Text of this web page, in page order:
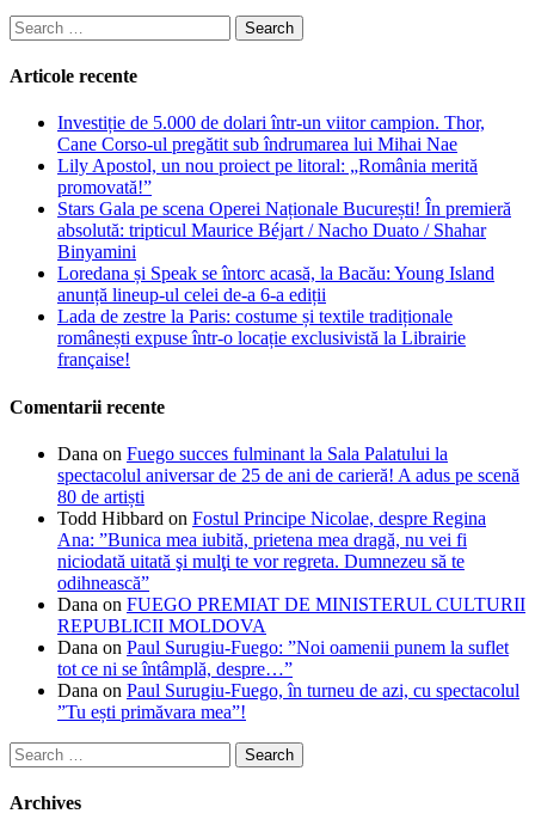
Search
for:
Articole recente
Investiție de 5.000 de dolari într-un viitor campion. Thor,
Cane Corso-ul pregătit sub îndrumarea lui Mihai Nae
Lily Apostol, un nou proiect pe litoral: „România merită
promovată!”
Stars Gala pe scena Operei Naționale București! În premieră
absolută: tripticul Maurice Béjart / Nacho Duato / Shahar
Binyamini
Loredana și Speak se întorc acasă, la Bacău: Young Island
anunță lineup-ul celei de-a 6-a ediții
Lada de zestre la Paris: costume și textile tradiționale
românești expuse într-o locație exclusivistă la Librairie
française!
Comentarii recente
Dana on Fuego succes fulminant la Sala Palatului la
spectacolul aniversar de 25 de ani de carieră! A adus pe scenă
80 de artiști
Todd Hibbard on Fostul Principe Nicolae, despre Regina
Ana: ”Bunica mea iubită, prietena mea dragă, nu vei fi
niciodată uitată şi mulţi te vor regreta. Dumnezeu să te
odihnească”
Dana on FUEGO PREMIAT DE MINISTERUL CULTURII
REPUBLICII MOLDOVA
Dana on Paul Surugiu-Fuego: ”Noi oamenii punem la suflet
tot ce ni se întâmplă, despre…”
Dana on Paul Surugiu-Fuego, în turneu de azi, cu spectacolul
”Tu ești primăvara mea”!
Search
for:
Archives